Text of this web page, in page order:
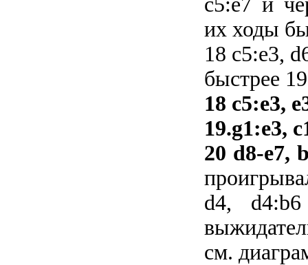
их ходы
18 c5:e3,
быстрее
18 c5:e3,
19.g1:e3,
20 d8-e7,
d4,
см.